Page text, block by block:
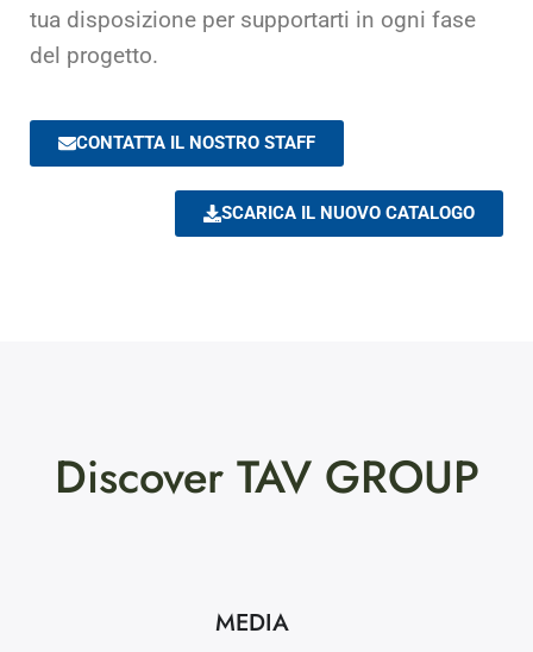
tua disposizione per supportarti in ogni fase
del progetto.
CONTATTA IL NOSTRO STAFF
SCARICA IL NUOVO CATALOGO
Discover TAV GROUP
MEDIA